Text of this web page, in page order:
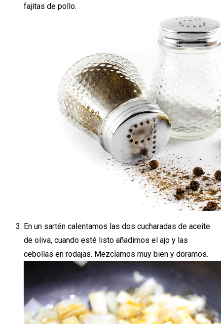
fajitas de pollo.
En un sartén calentamos las dos cucharadas de aceite
de oliva, cuando esté listo añadimos el ajo y las
cebollas en rodajas. Mezclamos muy bien y doramos.